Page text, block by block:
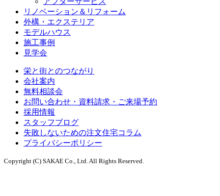
リノベーション＆リフォーム
外構・エクステリア
モデルハウス
施工事例
見学会
栄と街とのつながり
会社案内
無料相談会
お問い合わせ・資料請求・ご来場予約
採用情報
スタッフブログ
失敗しないための注文住宅コラム
プライバシーポリシー
Copyright (C) SAKAE Co., Ltd. All Rights Reserved.